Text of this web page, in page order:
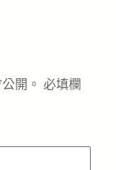
開。 必填欄